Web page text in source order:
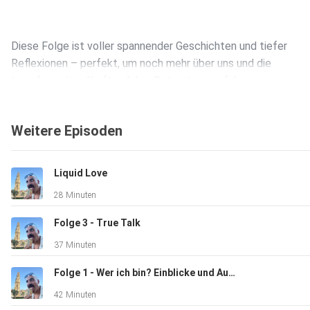
Diese Folge ist voller spannender Geschichten und tiefer
Reflexionen – perfekt, um noch mehr über uns und die
Folge Aaron auf Social Media:
https://www.instagram.com/aarontkirchhoff/
Weitere Episoden
Liquid Love
28 Minuten
Folge 3 - True Talk
37 Minuten
Folge 1 - Wer ich bin? Einblicke und Ausblicke
42 Minuten